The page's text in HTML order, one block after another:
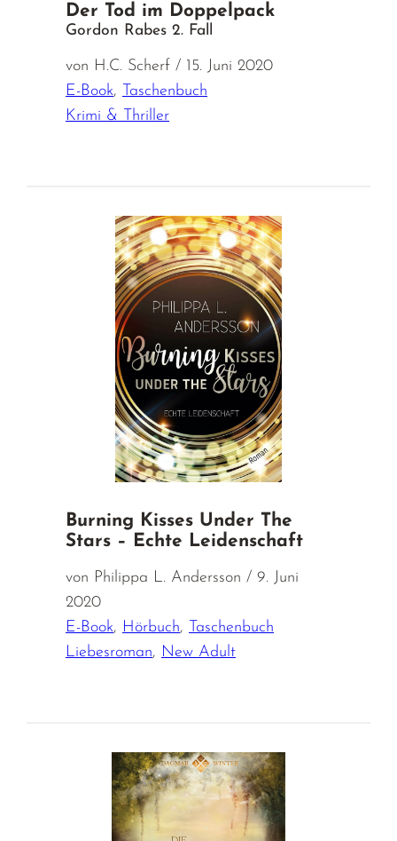
Der Tod im Doppelpack
Gordon Rabes 2. Fall
von H.C. Scherf / 15. Juni 2020
E-Book,
Taschenbuch
Krimi & Thriller
Burning Kisses Under The
Stars – Echte Leidenschaft
von Philippa L. Andersson / 9. Juni
2020
E-Book, Hörbuch,
Taschenbuch
Liebesroman, New Adult